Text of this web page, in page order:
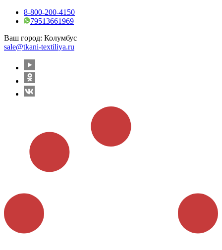
8-800-200-4150
79513661969
Ваш город: Колумбус
sale@tkani-textiliya.ru